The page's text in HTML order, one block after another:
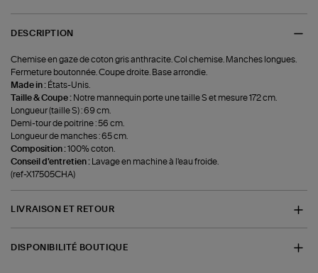
DESCRIPTION
Chemise en gaze de coton gris anthracite. Col chemise. Manches longues.
Fermeture boutonnée. Coupe droite. Base arrondie.
Made in : États-Unis.
Taille & Coupe : Notre mannequin porte une taille S et mesure 172 cm.
Longueur (taille S) : 69 cm.
Demi-tour de poitrine : 56 cm.
Longueur de manches : 65 cm.
Composition :100% coton.
Conseil d'entretien :
Lavage en machine à l'eau froide.
(ref-X17505CHA)
LIVRAISON ET RETOUR
DISPONIBILITÉ BOUTIQUE